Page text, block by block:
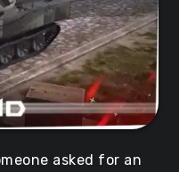
asked for an